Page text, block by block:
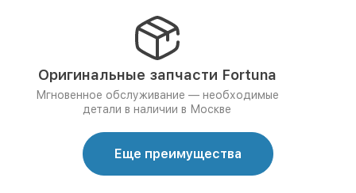
Оригинальные запчасти Fortuna
Мгновенное обслуживание — необходимые
детали в наличии в Москве
Еще преимущества